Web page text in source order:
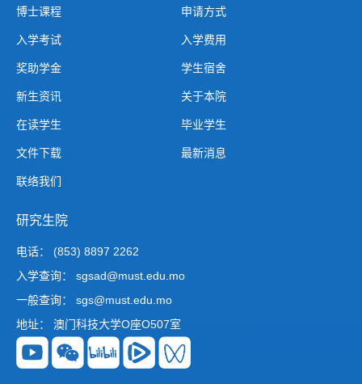
博士课程 申请方式
入学考试 入学费用
奖助学金 学生宿舍
新生资讯 关于本院
在读学生 毕业学生
文件下载 最新消息
联络我们
研究生院
电话： (853) 8897 2262
入学查询： sgsad@must.edu.mo
一般查询： sgs@must.edu.mo
地址： 澳门科技大学O座O507室